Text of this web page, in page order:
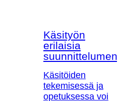
Käsityön
erilaisia
Käsitöiden
tekemisessä ja
opetuksessa voi